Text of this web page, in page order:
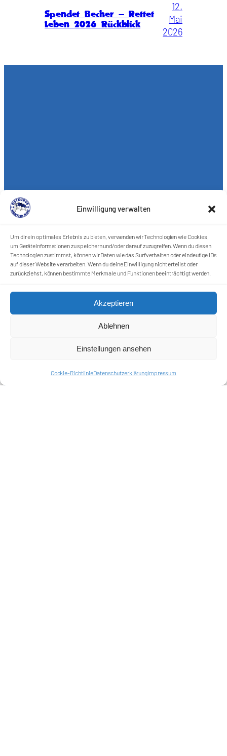
Einwilligung verwalten
Um dir ein optimales Erlebnis zu bieten, verwenden wir Technologien wie Cookies,
um Geräteinformationen zu speichern und/oder darauf zuzugreifen. Wenn du diesen
Technologien zustimmst, können wir Daten wie das Surfverhalten oder eindeutige IDs
auf dieser Website verarbeiten. Wenn du deine Einwilligung nicht erteilst oder
zurückziehst, können bestimmte Merkmale und Funktionen beeinträchtigt werden.
Akzeptieren
Ablehnen
Einstellungen ansehen
Cookie-RichtlinieDatenschutzerklärungImpressum
Spendet Becher – Rettet
Leben 2026 Rückblick
12.
Mai
2026